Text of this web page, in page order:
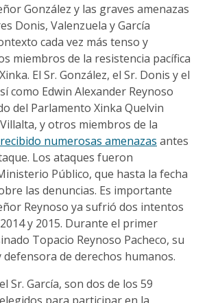
González y las graves amenazas
Donis, Valenzuela y García
cada vez más tenso y
miembros de la resistencia pacífica
El Sr. González, el Sr. Donis y el
como Edwin Alexander Reynoso
del Parlamento Xinka Quelvin
y otros miembros de la
numerosas amenazas antes
Los ataques fueron
Público, que hasta la fecha
las denuncias. Es importante
Reynoso ya sufrió dos intentos
y 2015. Durante el primer
Topacio Reynoso Pacheco, su
defensora de derechos humanos.
Sr. García, son dos de los 59